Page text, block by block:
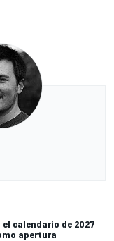
calendario de 2027
apertura